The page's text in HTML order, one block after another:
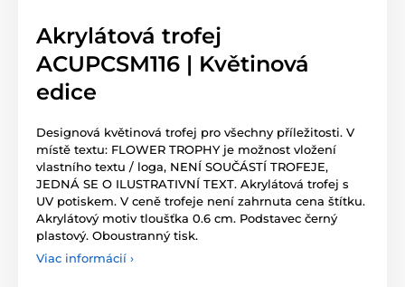
Akrylátová trofej
ACUPCSM116 | Květinová
edice
Designová květinová trofej pro všechny příležitosti. V
místě textu: FLOWER TROPHY je možnost vložení
vlastního textu / loga, NENÍ SOUČÁSTÍ TROFEJE,
JEDNÁ SE O ILUSTRATIVNÍ TEXT. Akrylátová trofej s
UV potiskem. V ceně trofeje není zahrnuta cena štítku.
Akrylátový motiv tloušťka 0.6 cm. Podstavec černý
plastový. Oboustranný tisk.
Viac informácií ›